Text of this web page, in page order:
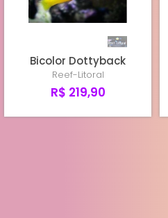
Bicolor Dottyback
Reef-Litoral
R$ 219,90